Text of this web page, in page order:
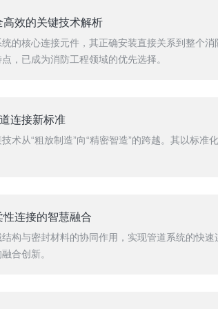
效的关键技术解析
的核心连接元件，其正确安装直接关系到整个
，已成为消防工程领域的优先选择。
连接新标准
术从“粗放制造”向“精密智造”的跨越。其以标
连接的智慧融合
构与密封材料的协同作用，实现管道系统的快
合创新。